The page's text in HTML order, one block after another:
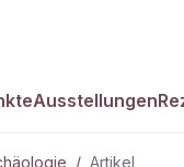
Ausstellungen
/ Artikel